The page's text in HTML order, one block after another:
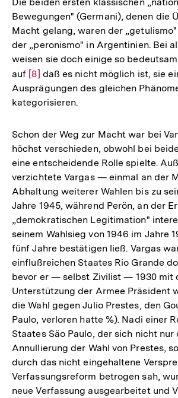
Bewegungen" (Germani), denen die
Macht gelang, waren der
der „peronismo" in Argentinien. Bei
weisen sie doch einige so
auf Zur
Auflösung
der
[8] daß es nicht möglich ist, sie
Ausprägungen des gleichen
kategorisieren.
Schon der Weg zur Macht war bei
höchst verschieden, obwohl bei
eine entscheidende Rolle spielte.
verzichtete Vargas — einmal an der
Abhaltung weiterer Wahlen bis zu
Jahre 1945, während Perön, an der
„demokratischen Legitimation"
seinem Wahlsieg von 1946 im Jahre
fünf Jahre bestätigen ließ. Vargas
einflußreichen Staates Rio Grande
bevor er — selbst Zivilist — 1930 mit
Unterstützung der Armee Präsident
die Wahl gegen Julio Prestes, den
Paulo, verloren hatte %). Nadi einer
Staates Säo Paulo, der sich nicht nur
Annullierung der Wahl von Prestes,
durch das nicht eingehaltene
Verfassungsreform betrogen sah,
neue Verfassung ausgearbeitet und